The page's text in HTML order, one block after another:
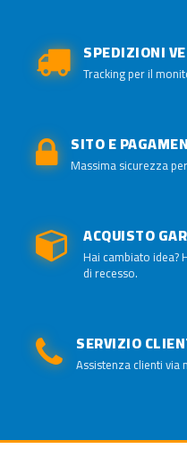
SPEDIZIONI
Tracking per il
SITO E
Massima sicurezza
ACQUISTO
Hai cambiato idea?
di recesso.
SERVIZIO
Assistenza clienti via